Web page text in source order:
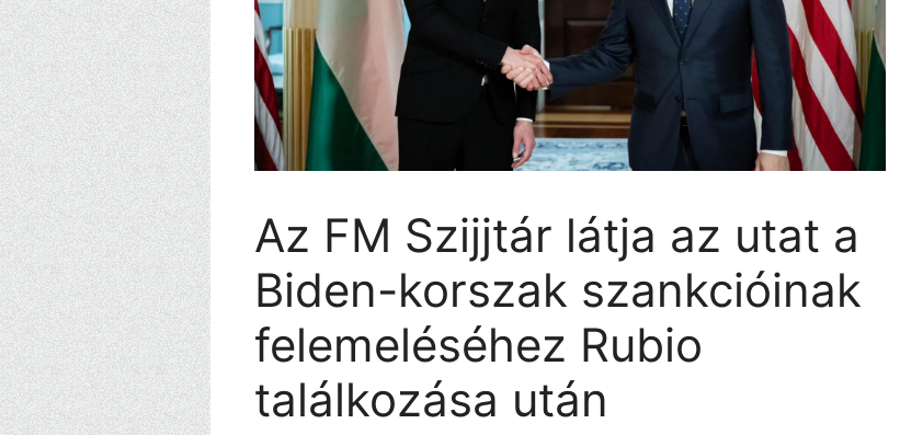
Az FM Szijjtár látja az utat a
Biden-korszak szankcióinak
felemeléséhez Rubio
találkozása után